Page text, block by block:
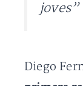
joves”
Diego